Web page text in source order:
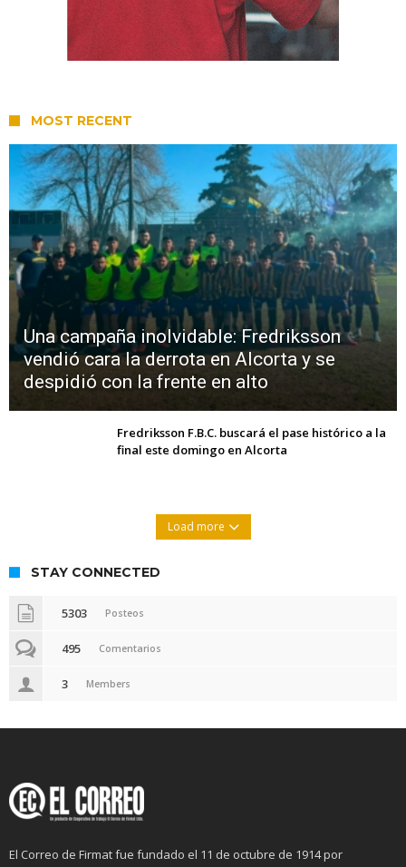
MOST RECENT
Una campaña inolvidable: Fredriksson
vendió cara la derrota en Alcorta y se
despidió con la frente en alto
Fredriksson F.B.C. buscará el pase histórico a la
final este domingo en Alcorta
Load more
STAY CONNECTED
5303 Posteos
495 Comentarios
3 Members
El Correo de Firmat fue fundado el 11 de octubre de 1914 por